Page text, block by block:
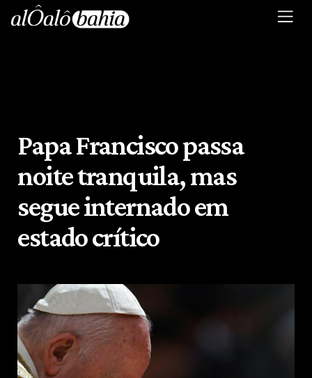
Papa Francisco passa
noite tranquila, mas
segue internado em
estado crítico